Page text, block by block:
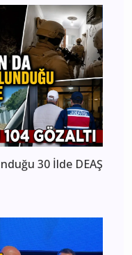
30 İlde DEAŞ